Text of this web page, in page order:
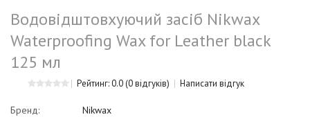
Водовідштовхуючий засіб Nikwax
Waterproofing Wax for Leather black
125 мл
Рейтинг: 0.0(0 відгуків) Написати відгук
Бренд:
Nikwax